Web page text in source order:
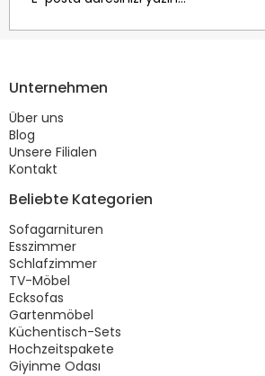
Unternehmen
Über uns
Blog
Unsere Filialen
Kontakt
Beliebte Kategorien
Sofagarnituren
Esszimmer
Schlafzimmer
TV-Möbel
Ecksofas
Gartenmöbel
Küchentisch-Sets
Hochzeitspakete
Giyinme Odası